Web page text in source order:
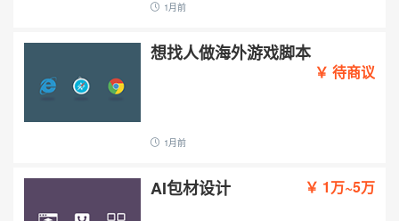
1月前
想找人做海外游戏脚本
￥ 待商议
1月前
AI包材设计 ￥ 1万~5万